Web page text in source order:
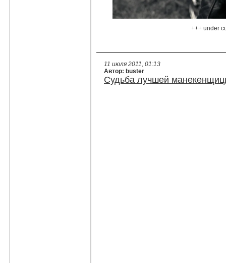
+++ under
11 июля 2011, 01:13
Автор: buster
Судьба лучшей